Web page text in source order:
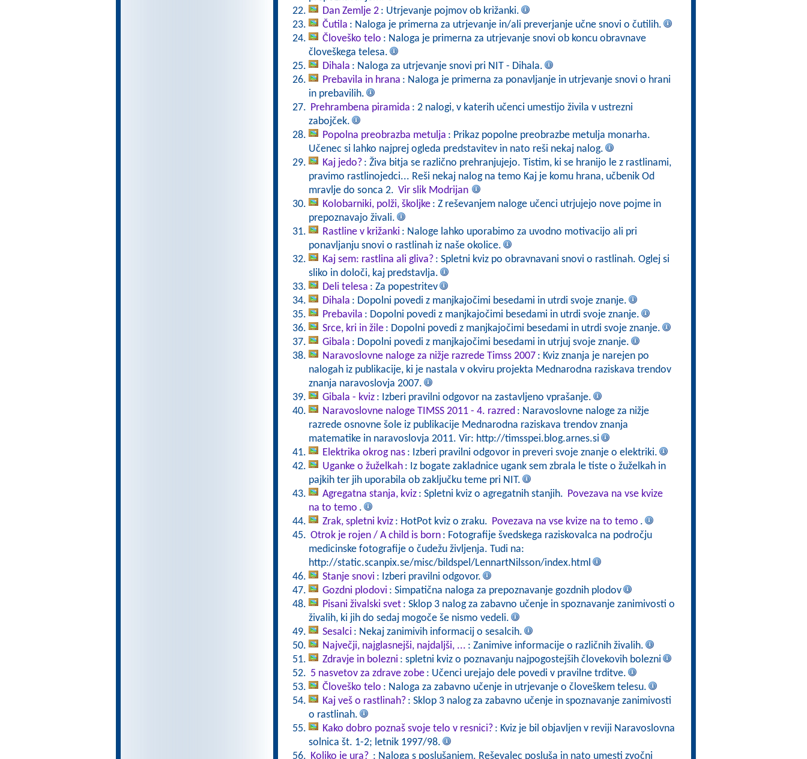
Dan Zemlje 2 : Utrjevanje pojmov ob križanki.
Čutila : Naloga je primerna za utrjevanje in/ali preverjanje učne snovi o čutilih.
Človeško telo : Naloga je primerna za utrjevanje snovi ob koncu obravnave
človeškega telesa.
Dihala : Naloga za utrjevanje snovi pri NIT - Dihala.
Prebavila in hrana : Naloga je primerna za ponavljanje in utrjevanje snovi o hrani
in prebavilih.
Prehrambena piramida : 2 nalogi, v katerih učenci umestijo živila v ustrezni
zabojček.
Popolna preobrazba metulja : Prikaz popolne preobrazbe metulja monarha.
Učenec si lahko najprej ogleda predstavitev in nato reši nekaj nalog.
Kaj jedo? : Živa bitja se različno prehranjujejo. Tistim, ki se hranijo le z rastlinami,
pravimo rastlinojedci... Reši nekaj nalog na temo Kaj je komu hrana, učbenik Od
mravlje do sonca 2. Vir slik Modrijan
Kolobarniki, polži, školjke : Z reševanjem naloge učenci utrjujejo nove pojme in
prepoznavajo živali.
Rastline v križanki : Naloge lahko uporabimo za uvodno motivacijo ali pri
ponavljanju snovi o rastlinah iz naše okolice.
Kaj sem: rastlina ali gliva? : Spletni kviz po obravnavani snovi o rastlinah. Oglej si
sliko in določi, kaj predstavlja.
Deli telesa : Za popestritev
Dihala : Dopolni povedi z manjkajočimi besedami in utrdi svoje znanje.
Prebavila : Dopolni povedi z manjkajočimi besedami in utrdi svoje znanje.
Srce, kri in žile : Dopolni povedi z manjkajočimi besedami in utrdi svoje znanje.
Gibala : Dopolni povedi z manjkajočimi besedami in utrjuj svoje znanje.
Naravoslovne naloge za nižje razrede Timss 2007 : Kviz znanja je narejen po
nalogah iz publikacije, ki je nastala v okviru projekta Mednarodna raziskava trendov
znanja naravoslovja 2007.
Gibala - kviz : Izberi pravilni odgovor na zastavljeno vprašanje.
Naravoslovne naloge TIMSS 2011 - 4. razred : Naravoslovne naloge za nižje
razrede osnovne šole iz publikacije Mednarodna raziskava trendov znanja
matematike in naravoslovja 2011. Vir: http://timsspei.blog.arnes.si
Elektrika okrog nas : Izberi pravilni odgovor in preveri svoje znanje o elektriki.
Uganke o žuželkah : Iz bogate zakladnice ugank sem zbrala le tiste o žuželkah in
pajkih ter jih uporabila ob zaključku teme pri NIT.
Agregatna stanja, kviz : Spletni kviz o agregatnih stanjih. Povezava na vse kvize
na to temo .
Zrak, spletni kviz : HotPot kviz o zraku. Povezava na vse kvize na to temo .
Otrok je rojen / A child is born : Fotografije švedskega raziskovalca na področju
medicinske fotografije o čudežu življenja. Tudi na:
http://static.scanpix.se/misc/bildspel/LennartNilsson/index.html
Stanje snovi : Izberi pravilni odgovor.
Gozdni plodovi : Simpatična naloga za prepoznavanje gozdnih plodov
Pisani živalski svet : Sklop 3 nalog za zabavno učenje in spoznavanje zanimivosti o
živalih, ki jih do sedaj mogoče še nismo vedeli.
Sesalci : Nekaj zanimivih informacij o sesalcih.
Največji, najglasnejši, najdaljši, ... : Zanimive informacije o različnih živalih.
Zdravje in bolezni : spletni kviz o poznavanju najpogostejših človekovih bolezni
5 nasvetov za zdrave zobe : Učenci urejajo dele povedi v pravilne trditve.
Človeško telo : Naloga za zabavno učenje in utrjevanje o človeškem telesu.
Kaj veš o rastlinah? : Sklop 3 nalog za zabavno učenje in spoznavanje zanimivosti
o rastlinah.
Kako dobro poznaš svoje telo v resnici? : Kviz je bil objavljen v reviji Naravoslovna
solnica št. 1-2; letnik 1997/98.
Koliko je ura? : Naloga s poslušanjem. Reševalec posluša in nato umesti zvočni